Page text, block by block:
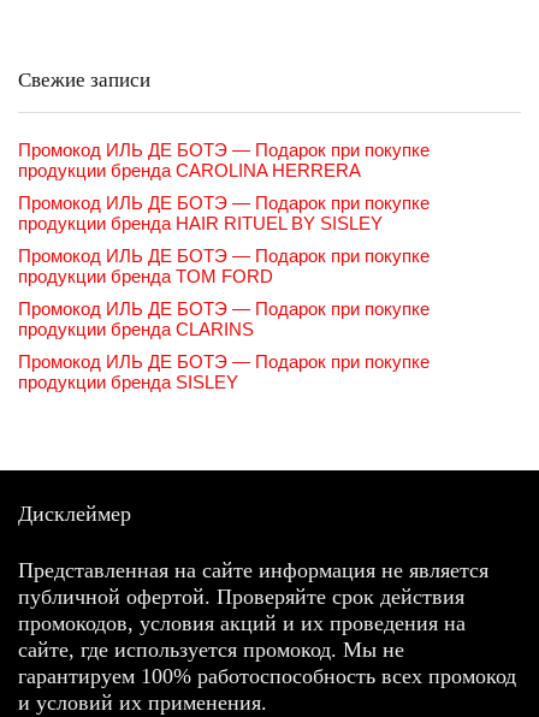
Свежие записи
Промокод ИЛЬ ДЕ БОТЭ — Подарок при покупке
продукции бренда CAROLINA HERRERA
Промокод ИЛЬ ДЕ БОТЭ — Подарок при покупке
продукции бренда HAIR RITUEL BY SISLEY
Промокод ИЛЬ ДЕ БОТЭ — Подарок при покупке
продукции бренда TOM FORD
Промокод ИЛЬ ДЕ БОТЭ — Подарок при покупке
продукции бренда CLARINS
Промокод ИЛЬ ДЕ БОТЭ — Подарок при покупке
продукции бренда SISLEY
Дисклеймер
Представленная на сайте информация не является
публичной офертой. Проверяйте срок действия
промокодов, условия акций и их проведения на
сайте, где используется промокод. Мы не
гарантируем 100% работоспособность всех промокод
и условий их применения.